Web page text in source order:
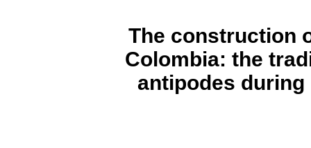
The construction
Colombia: the
antipodes during